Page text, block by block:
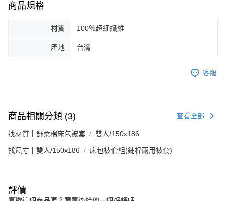
商品規格
材質 100％超細纖維
產地 台灣
客服
商品相關分類 (3) 查看全部
找材質┃舒柔棉床包被套 雙人/150x186
找尺寸┃雙人/150x186 床包被套組(鋪棉兩用被套)
評價